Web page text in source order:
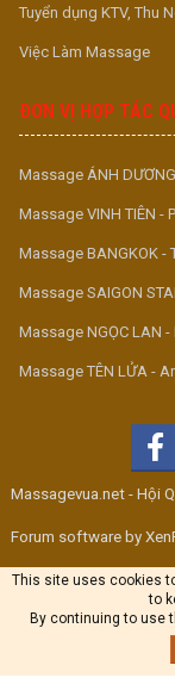
Tuyển dụng KTV, Thu
Việc Làm Massage
ĐƠN VỊ HỢP TÁC
Massage ÁNH
Massage VINH TIÊN -
Massage BANGKOK -
Massage SAIGON
Massage NGỌC LAN -
Massage TÊN LỬA -
Massagevua.net - Hội
Forum software by
This site uses cookies
to
By continuing to use